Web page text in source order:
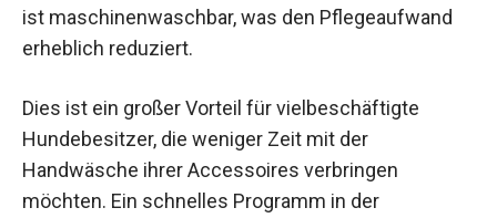
ist maschinenwaschbar, was den Pflegeaufwand
erheblich reduziert.
Dies ist ein großer Vorteil für vielbeschäftigte
Hundebesitzer, die weniger Zeit mit der
Handwäsche ihrer Accessoires verbringen
möchten. Ein schnelles Programm in der